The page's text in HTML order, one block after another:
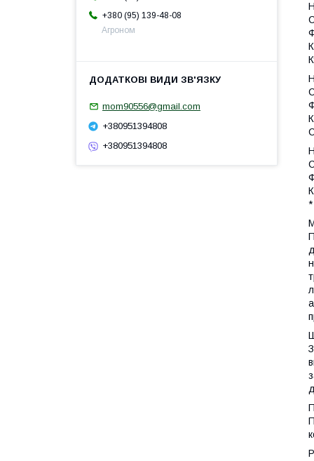
*
+380 (95) 139-48-08
Агроном
mom90556@gmail.com
+380951394808
+380951394808